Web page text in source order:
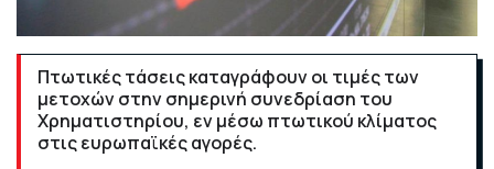
Πτωτικές τάσεις καταγράφουν οι τιμές των
μετοχών στην σημερινή συνεδρίαση του
Χρηματιστηρίου, εν μέσω πτωτικού κλίματος
στις ευρωπαϊκές αγορές.